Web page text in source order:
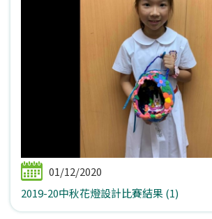
01/12/2020
2019-20中秋花燈設計比賽結果 (1)